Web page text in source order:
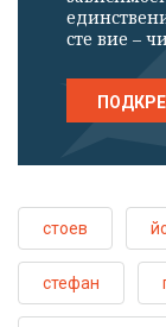
сте вие –
стоев
стефан